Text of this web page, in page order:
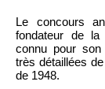
Le concours
fondateur de la
connu pour son
très détaillées
de 1948.